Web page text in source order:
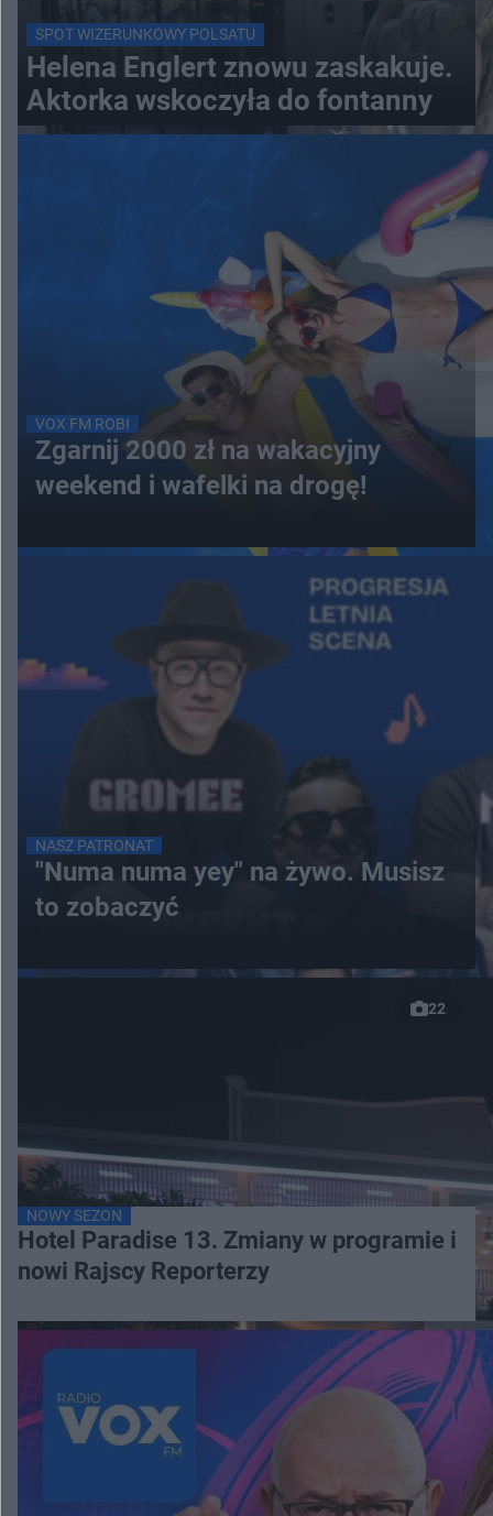
SPOT WIZERUNKOWY POLSATU
Helena Englert znowu zaskakuje.
Aktorka wskoczyła do fontanny
VOX FM ROBI
Zgarnij 2000 zł na wakacyjny
weekend i wafelki na drogę!
NASZ PATRONAT
"Numa numa yey" na żywo. Musisz
to zobaczyć
22
NOWY SEZON
Hotel Paradise 13. Zmiany w programie i
nowi Rajscy Reporterzy